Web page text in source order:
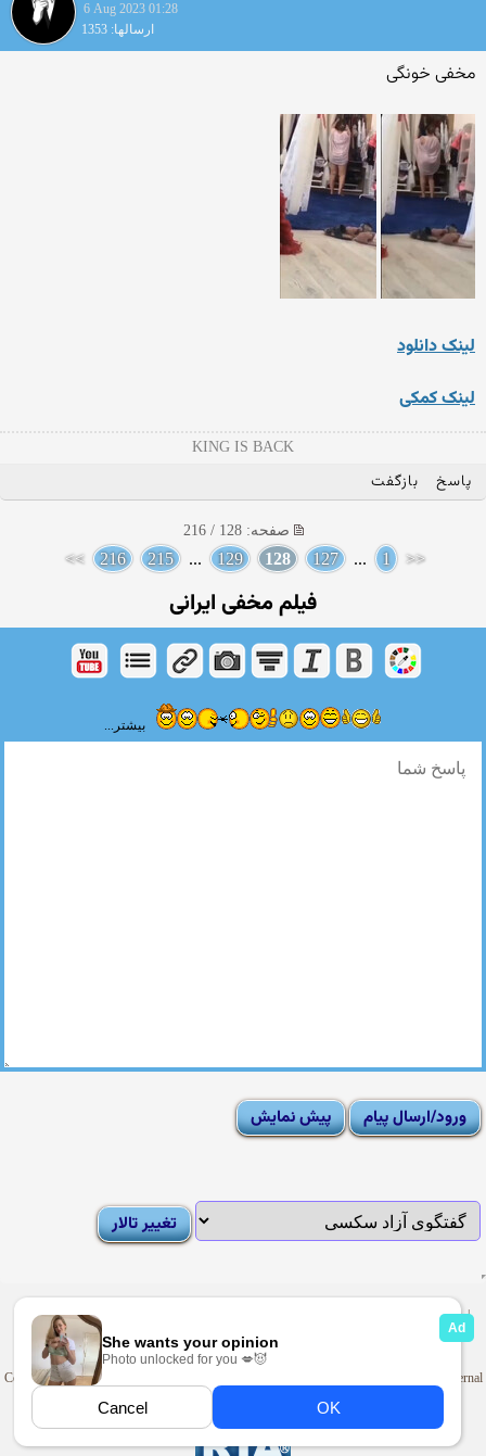
6 Aug 2023 01:28
ارسالها: 1353
مخفی خونگی
لینک دانلود
لینک کمکی
KING IS BACK
پاسخ بازگفت
صفحه: 128 / 216
<<
1
...
127
128
129
...
215
216
>>
فیلم مخفی ایرانی
بیشتر...
Moderator List |
Sexy Pictures Archive
Adult Forums
Copyright © 2009-2025
. Looti Forums is not responsible for the content of external